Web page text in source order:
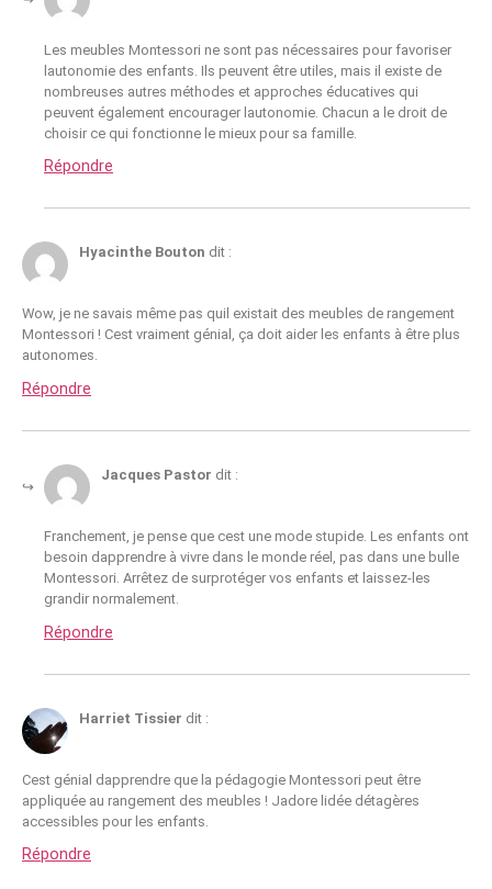
Les meubles Montessori ne sont pas nécessaires pour favoriser
lautonomie des enfants. Ils peuvent être utiles, mais il existe de
nombreuses autres méthodes et approches éducatives qui
peuvent également encourager lautonomie. Chacun a le droit de
choisir ce qui fonctionne le mieux pour sa famille.
Répondre
Hyacinthe Bouton dit :
Wow, je ne savais même pas quil existait des meubles de rangement
Montessori ! Cest vraiment génial, ça doit aider les enfants à être plus
autonomes.
Répondre
Jacques Pastor dit :
Franchement, je pense que cest une mode stupide. Les enfants ont
besoin dapprendre à vivre dans le monde réel, pas dans une bulle
Montessori. Arrêtez de surprotéger vos enfants et laissez-les
grandir normalement.
Répondre
Harriet Tissier dit :
Cest génial dapprendre que la pédagogie Montessori peut être
appliquée au rangement des meubles ! Jadore lidée détagères
accessibles pour les enfants.
Répondre